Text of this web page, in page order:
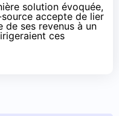
solution évoquée,
accepte de lier
ses revenus à un
ces